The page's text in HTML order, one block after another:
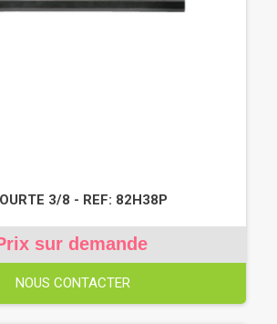
3/8 - REF: 82H38P
sur demande
NOUS CONTACTER